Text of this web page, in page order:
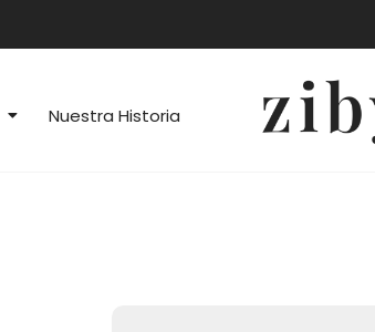
Nuestra Historia